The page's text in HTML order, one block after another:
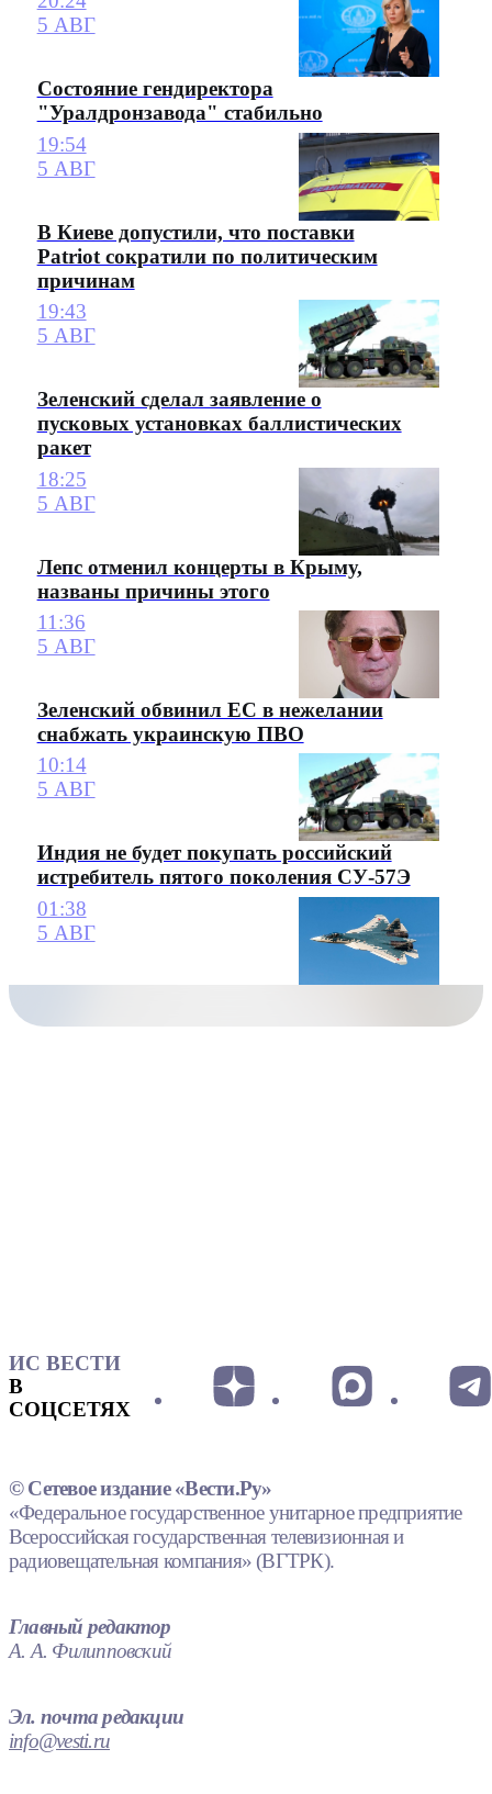
5 АВГ
Состояние гендиректора
"Уралдронзавода" стабильно
19:54
5 АВГ
В Киеве допустили, что поставки
Patriot сократили по политическим
причинам
19:43
5 АВГ
Зеленский сделал заявление о
пусковых установках баллистических
ракет
18:25
5 АВГ
Лепс отменил концерты в Крыму,
названы причины этого
11:36
5 АВГ
Зеленский обвинил ЕС в нежелании
снабжать украинскую ПВО
10:14
5 АВГ
Индия не будет покупать российский
истребитель пятого поколения СУ-57Э
01:38
5 АВГ
ИС ВЕСТИ
В
СОЦСЕТЯХ
© Сетевое издание «Вести.Ру»
«Федеральное государственное унитарное предприятие
Всероссийская государственная телевизионная и
радиовещательная компания» (ВГТРК).
Главный редактор
А. А. Филипповский
Эл. почта редакции
info@vesti.ru